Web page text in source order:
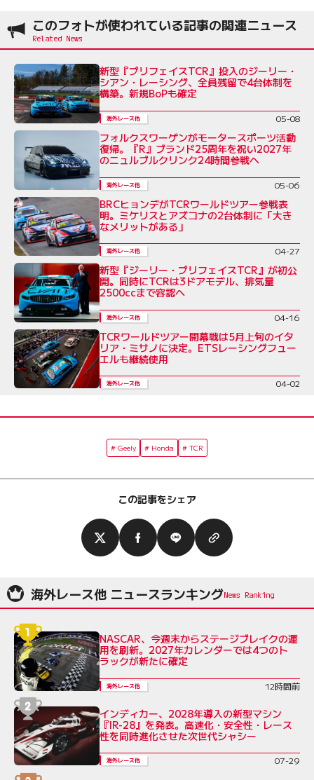
このフォトが使われている記事の関連ニュース
新型『プリフェイスTCR』投入のジーリー・
シアン・レーシング、全員残留で4台体制を
構築。新規BoPも確定
海外レース他 05-08
フォルクスワーゲンがモータースポーツ活動
復帰。『R』ブランド25周年を祝い2027年
のニュルブルクリンク24時間参戦へ
海外レース他 05-06
BRCヒョンデがTCRワールドツアー参戦表
明。ミケリスとアズコナの2台体制に「大き
なメリットがある」
海外レース他 04-27
新型『ジーリー・プリフェイスTCR』が初公
開。同時にTCRは3ドアモデル、排気量
2500ccまで容認へ
海外レース他 04-16
TCRワールドツアー開幕戦は5月上旬のイタ
リア・ミサノに決定。ETSレーシングフュー
エルも継続使用
海外レース他 04-02
Geely Honda TCR
この記事をシェア
海外レース他 ニュースランキング
NASCAR、今週末からステージブレイクの運
用を刷新。2027年カレンダーでは4つのト
ラックが新たに確定
海外レース他 12時間前
インディカー、2028年導入の新型マシン
『IR-28』を発表。高速化・安全性・レース
性を同時進化させた次世代シャシー
海外レース他 07-29